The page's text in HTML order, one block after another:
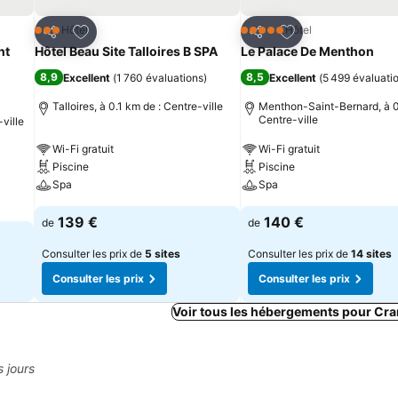
ville
Partager
Ajouter à mes favoris
3 ÉtoilesHôtel
Hôtel Beau Site Talloires B SPA
8,9 Excellent (1 760 évaluations)
Talloires, à 0.1 km de : Centre-ville
Wi-Fi gratuit
Piscine
Spa
de 139 €
Consulter les prix de 5 sites
Consulter les prix
Partager
Ajouter à mes
5 Étoiles Hôtel
Le Palace De Menthon
8,5 Excellent (5 499
Menthon-Saint-Bernard, à
Centre-ville
Wi-Fi gratuit
Piscine
Spa
de 140 €
Consulter les prix de 14 sites
Consulter les prix
Voir tous les hébergements pour
jours